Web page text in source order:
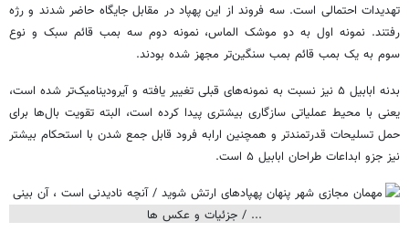
تهدیدات احتمالی است. سه فروند از این پهپاد در مقابل جایگاه حاضر شدند و رژه
رفتند. نمونه اول به دو موشک الماس، نمونه دوم سه بمب قائم سبک و نوع
سوم به یک بمب قائم بمب سنگین‌تر مجهز شده بودند.
بدنه ابابیل ۵ نیز نسبت به نمونه‌های قبلی تغییر یافته و آیرودینامیک‌تر شده است،
یعنی با محیط عملیاتی سازگاری بیشتری پیدا کرده است، البته تقویت بال‌ها برای
حمل تسلیحات قدرتمندتر و همچنین ارابه فرود قابل جمع شدن با استحکام بیشتر
نیز جزو ابداعات طراحان ابابیل ۵ است.